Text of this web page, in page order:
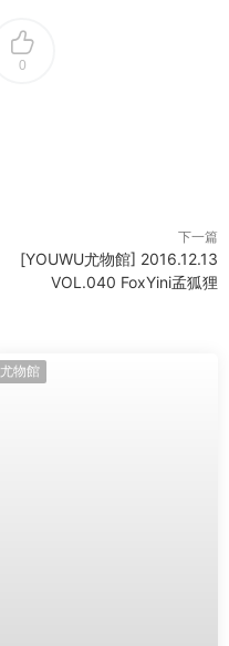
0
下一篇
[YOUWU尤物館] 2016.12.13
VOL.040 FoxYini孟狐狸
尤物館